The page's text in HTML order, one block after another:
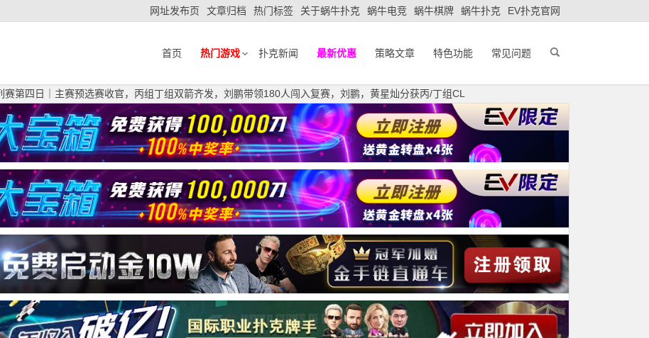
网址发布页 文章归档 热门标签 关于蜗牛扑克 蜗牛电竞 蜗牛棋牌 蜗牛扑克 EV扑克官网
首页 热门游戏 扑克新闻 最新优惠 策略文章 特色功能 常见问题
赛第四日｜主赛预选赛收官，丙组丁组双箭齐发，刘鹏带领180人闯入复赛，刘鹏，黄星灿分获丙/丁组CL